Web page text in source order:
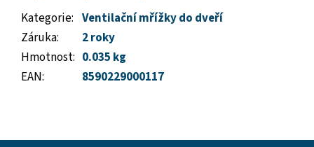
Kategorie: Ventilační mřížky do dveří
Záruka:
2 roky
Hmotnost: 0.035 kg
EAN: 8590229000117